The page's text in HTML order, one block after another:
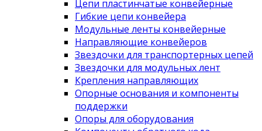
Цепи пластинчатые конвейерные
Гибкие цепи конвейера
Модульные ленты конвейерные
Направляющие конвейеров
Звездочки для транспортерных цепей
Звездочки для модульных лент
Крепления направляющих
Опорные основания и компоненты
поддержки
Опоры для оборудования